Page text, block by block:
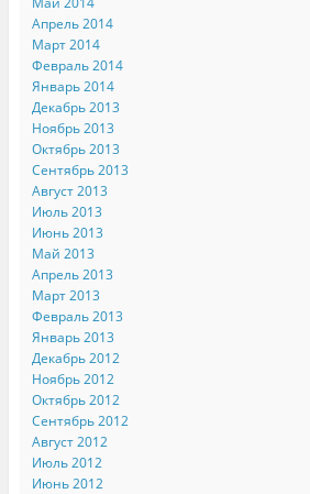
Апрель 2014
Март 2014
Февраль 2014
Январь 2014
Декабрь 2013
Ноябрь 2013
Октябрь 2013
Сентябрь 2013
Август 2013
Июль 2013
Июнь 2013
Май 2013
Апрель 2013
Март 2013
Февраль 2013
Январь 2013
Декабрь 2012
Ноябрь 2012
Октябрь 2012
Сентябрь 2012
Август 2012
Июль 2012
Июнь 2012